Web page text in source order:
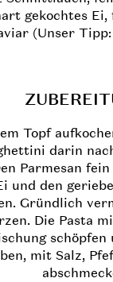
gekochtes Ei,
(Unser
Topf
darin
Parmesan
und den
Gründlich
Die Pasta
mit Salz,